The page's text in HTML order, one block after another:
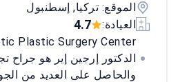
الموقع: تركيا, إسطنبول
العيادة:
4.7
Plastic Surgery Center
الدكتور إرجين إير هو جراح
والحاصل على العديد من